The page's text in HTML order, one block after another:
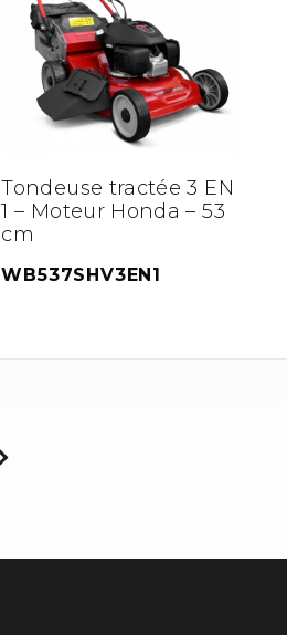
Tondeuse tractée 3 EN
1 – Moteur Honda – 53
cm
WB537SHV3EN1